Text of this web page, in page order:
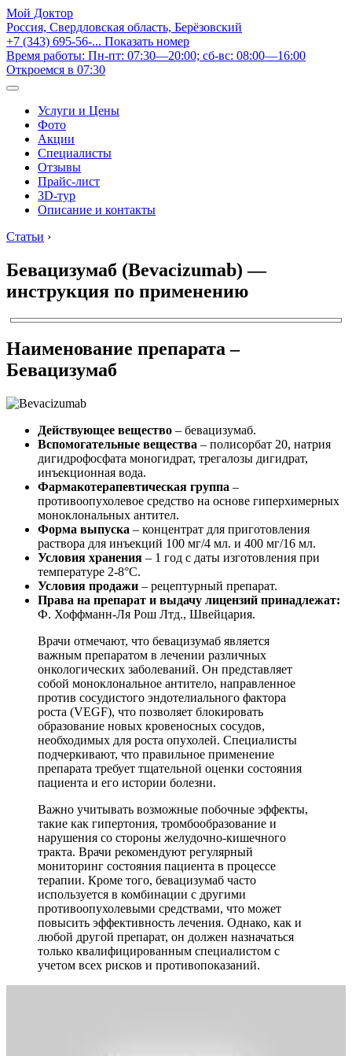
Мой Доктор
Россия, Свердловская область, Берёзовский
+7 (343) 695-56-... Показать номер
Время работы: Пн-пт: 07:30—20:00; сб-вс: 08:00—16:00
Откроемся в 07:30
Услуги и Цены
Фото
Акции
Специалисты
Отзывы
Прайс-лист
3D-тур
Описание и контакты
Статьи ›
Бевацизумаб (Bevacizumab) —
инструкция по применению
Наименование препарата –
Бевацизумаб
Действующее вещество – бевацизумаб.
Вспомогательные вещества – полисорбат 20, натрия
дигидрофосфата моногидрат, трегалозы дигидрат,
инъекционная вода.
Фармакотерапевтическая группа –
противоопухолевое средство на основе гиперхимерных
моноклональных антител.
Форма выпуска – концентрат для приготовления
раствора для инъекций 100 мг/4 мл. и 400 мг/16 мл.
Условия хранения – 1 год с даты изготовления при
температуре 2-8°С.
Условия продажи – рецептурный препарат.
Права на препарат и выдачу лицензий принадлежат:
Ф. Хоффманн-Ля Рош Лтд., Швейцария.
Врачи отмечают, что бевацизумаб является
важным препаратом в лечении различных
онкологических заболеваний. Он представляет
собой моноклональное антитело, направленное
против сосудистого эндотелиального фактора
роста (VEGF), что позволяет блокировать
образование новых кровеносных сосудов,
необходимых для роста опухолей. Специалисты
подчеркивают, что правильное применение
препарата требует тщательной оценки состояния
пациента и его истории болезни.
Важно учитывать возможные побочные эффекты,
такие как гипертония, тромбообразование и
нарушения со стороны желудочно-кишечного
тракта. Врачи рекомендуют регулярный
мониторинг состояния пациента в процессе
терапии. Кроме того, бевацизумаб часто
используется в комбинации с другими
противоопухолевыми средствами, что может
повысить эффективность лечения. Однако, как и
любой другой препарат, он должен назначаться
только квалифицированным специалистом с
учетом всех рисков и противопоказаний.